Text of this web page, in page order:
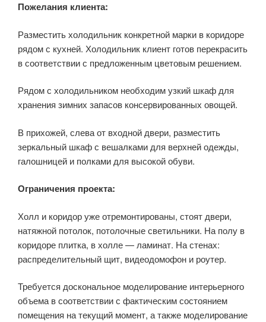
Пожелания клиента:
Разместить холодильник конкретной марки в коридоре
рядом с кухней. Холодильник клиент готов перекрасить
в соответствии с предложенным цветовым решением.
Рядом с холодильником необходим узкий шкаф для
хранения зимних запасов консервированных овощей.
В прихожей, слева от входной двери, разместить
зеркальный шкаф с вешалками для верхней одежды,
галошницей и полками для высокой обуви.
Ограничения проекта:
Холл и коридор уже отремонтированы, стоят двери,
натяжной потолок, потолочные светильники. На полу в
коридоре плитка, в холле — ламинат. На стенах:
распределительный щит, видеодомофон и роутер.
Требуется доскональное моделирование интерьерного
объема в соответствии с фактическим состоянием
помещения на текущий момент, а также моделирование